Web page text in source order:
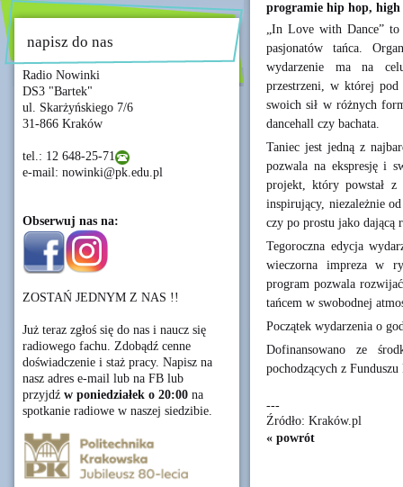
napisz do nas
Radio Nowinki
DS3 "Bartek"
ul. Skarżyńskiego 7/6
31-866 Kraków
tel.: 12 648-25-71
e-mail: nowinki@pk.edu.pl
Obserwuj nas na:
ZOSTAŃ JEDNYM Z NAS !!
Już teraz zgłoś się do nas i naucz się
radiowego fachu. Zdobądź cenne
doświadczenie i staż pracy. Napisz na
nasz adres e-mail lub na FB lub
przyjdź w poniedziałek o 20:00 na
spotkanie radiowe w naszej siedzibie.
programie hip hop, high
„In Love with Dance”
pasjonatów tańca.
wydarzenie ma na
przestrzeni, w której
swoich sił w różnych
dancehall czy bachata.
Taniec jest jedną z
pozwala na ekspresję i
projekt, który powstał
inspirujący, niezależnie
czy po prostu jako dającą
Tegoroczna edycja
wieczorna impreza w
program pozwala
tańcem w swobodnej
Początek wydarzenia o
Dofinansowano ze
pochodzących z
---
Źródło: Kraków.pl
« powrót